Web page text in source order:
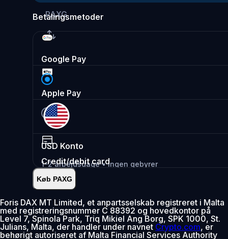
PAXG
Betalingsmetoder
Google Pay
Apple Pay
USD Konto
1-2 arbejdsdage • Ingen gebyrer
Credit/debit card
Øjeblikkelig
0% gebyr de første 30 dage
Tilføj
Køb PAXG
Foris DAX MT Limited, et anpartsselskab registreret i Malta
med registreringsnummer C 88392 og hovedkontor på
Level 7, Spinola Park, Triq Mikiel Ang Borg, SPK 1000, St.
Julians, Malta, der handler under navnet Crypto.com, er
behørigt autoriseret af Malta Financial Services Authority